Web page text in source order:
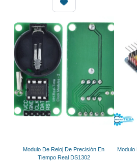
Modulo De Reloj De Precisión En
Tiempo Real DS1302
Modulo